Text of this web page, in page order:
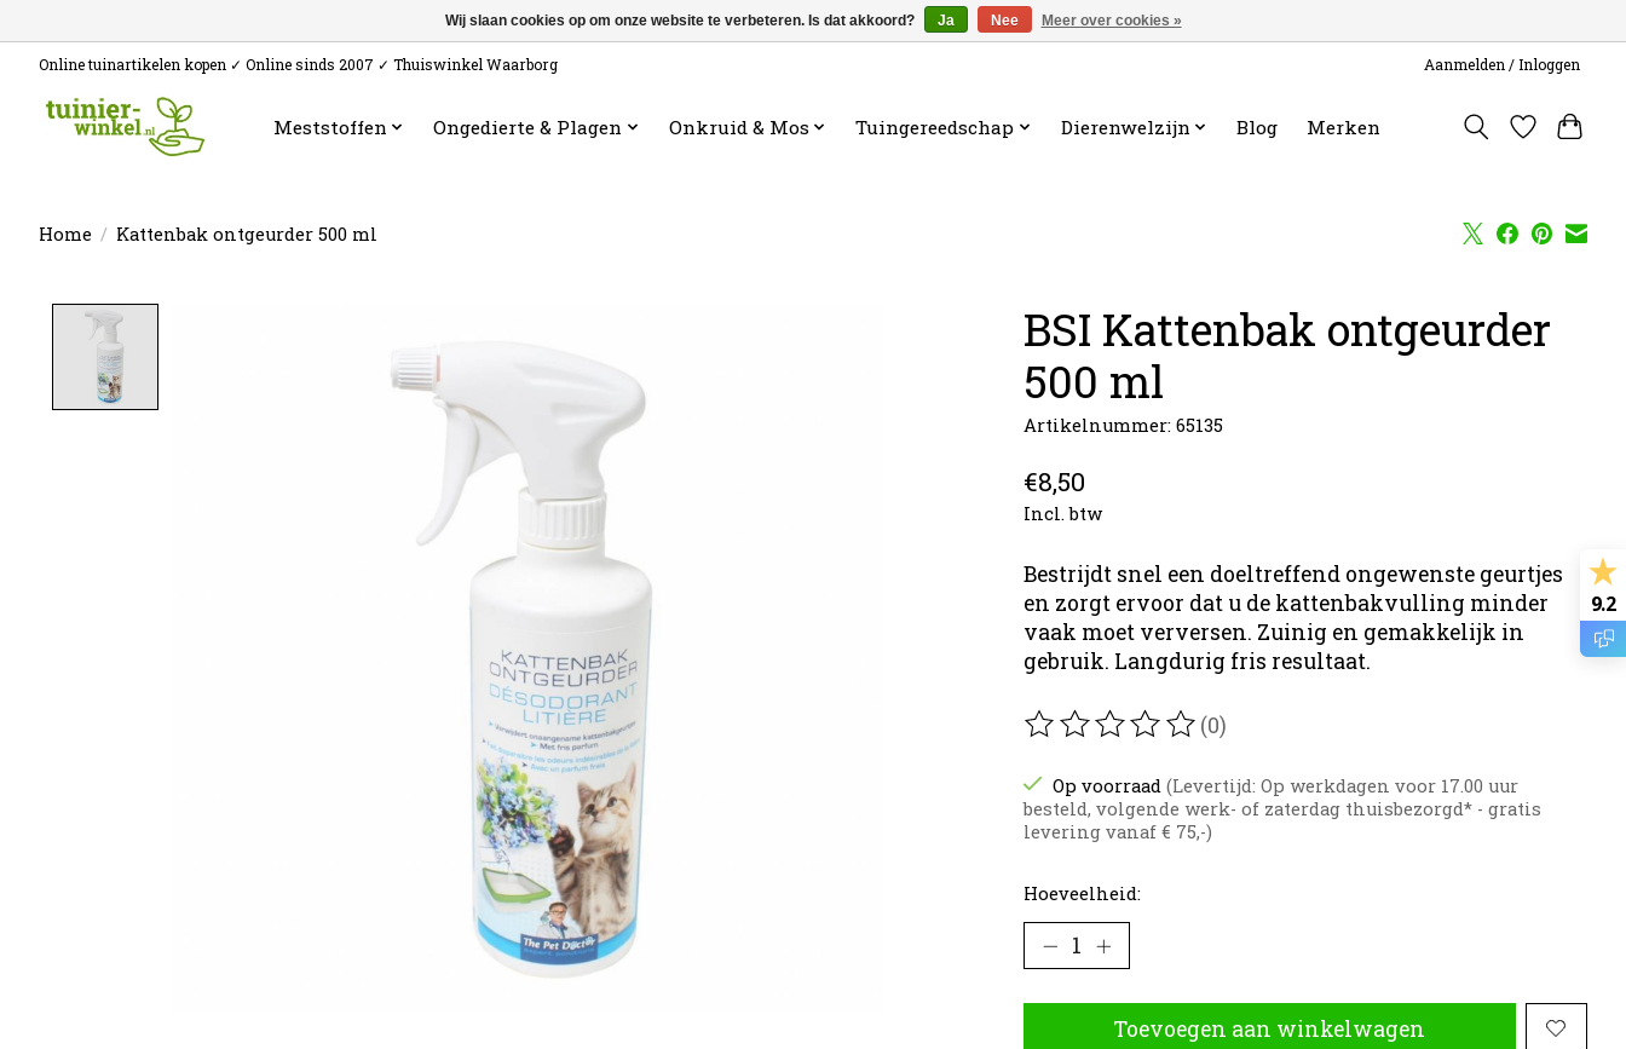
Online tuinartikelen kopen ✓ Online sinds 2007 ✓ Thuiswinkel Waarborg Aanmelden / Inloggen
Meststoffen Ongedierte & Plagen Onkruid & Mos Tuingereedschap Dierenwelzijn Blog Merken
Home / Kattenbak ontgeurder 500 ml
BSI Kattenbak ontgeurder
500 ml
Artikelnummer: 65135
€8,50
Incl. btw
Bestrijdt snel een doeltreffend ongewenste geurtjes
en zorgt ervoor dat u de kattenbakvulling minder
vaak moet verversen. Zuinig en gemakkelijk in
gebruik. Langdurig fris resultaat.
De beoordeling van dit product is
(0)
Op voorraad (Levertijd: Op werkdagen voor 17.00 uur
besteld, volgende werk- of zaterdag thuisbezorgd* - gratis
levering vanaf € 75,-)
Hoeveelheid:
Toevoegen aan winkelwagen
9.2
Wij slaan cookies op om onze website te verbeteren. Is dat akkoord? Ja Nee Meer over cookies »